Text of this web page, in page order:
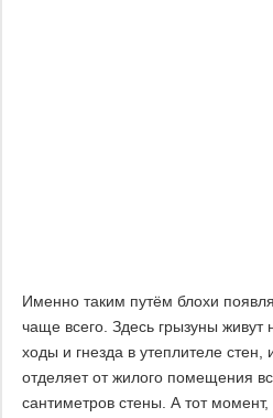
Именно таким путём блохи
чаще всего. Здесь грызуны живут
ходы и гнезда в утеплителе стен,
отделяет от жилого помещения
сантиметров стены. А тот момент,